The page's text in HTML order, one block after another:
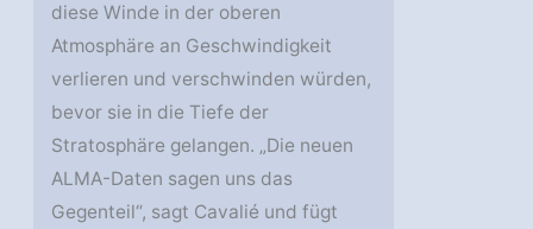
diese Winde in der oberen
Atmosphäre an Geschwindigkeit
verlieren und verschwinden würden,
bevor sie in die Tiefe der
Stratosphäre gelangen. „Die neuen
ALMA-Daten sagen uns das
Gegenteil“, sagt Cavalié und fügt